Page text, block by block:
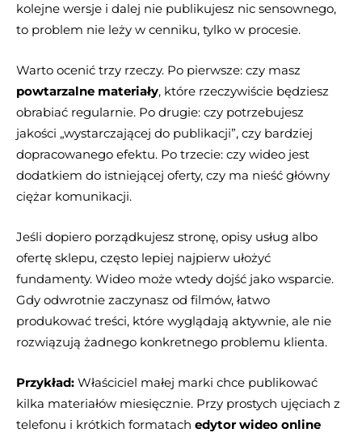
kolejne wersje i dalej nie publikujesz nic sensownego,
to problem nie leży w cenniku, tylko w procesie.
Warto ocenić trzy rzeczy. Po pierwsze: czy masz
powtarzalne materiały, które rzeczywiście będziesz
obrabiać regularnie. Po drugie: czy potrzebujesz
jakości „wystarczającej do publikacji”, czy bardziej
dopracowanego efektu. Po trzecie: czy wideo jest
dodatkiem do istniejącej oferty, czy ma nieść główny
ciężar komunikacji.
Jeśli dopiero porządkujesz stronę, opisy usług albo
ofertę sklepu, często lepiej najpierw ułożyć
fundamenty. Wideo może wtedy dojść jako wsparcie.
Gdy odwrotnie zaczynasz od filmów, łatwo
produkować treści, które wyglądają aktywnie, ale nie
rozwiązują żadnego konkretnego problemu klienta.
Przykład: Właściciel małej marki chce publikować
kilka materiałów miesięcznie. Przy prostych ujęciach z
telefonu i krótkich formatach edytor wideo online